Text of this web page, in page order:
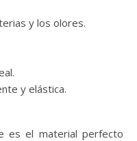
y los olores.
y elástica.
es el material perfecto